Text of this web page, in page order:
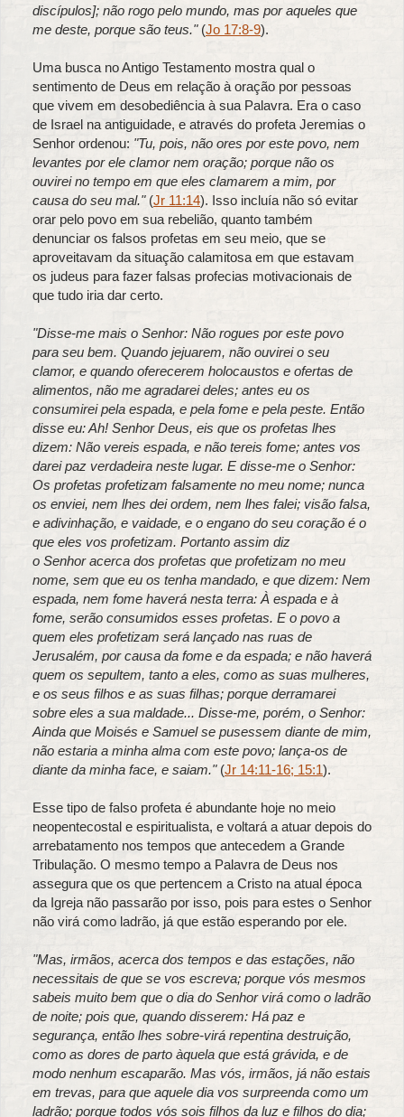
discípulos]; não rogo pelo mundo, mas por aqueles que
me deste, porque são teus."(Jo 17:8-9).
Uma busca no Antigo Testamento mostra qual o
sentimento de Deus em relação à oração por pessoas
que vivem em desobediência à sua Palavra. Era o caso
de Israel na antiguidade, e através do profeta Jeremias o
Senhor ordenou: "Tu, pois, não ores por este povo, nem
levantes por ele clamor nem oração; porque não os
ouvirei no tempo em que eles clamarem a mim, por
causa do seu mal."(Jr 11:14). Isso incluía não só evitar
orar pelo povo em sua rebelião, quanto também
denunciar os falsos profetas em seu meio, que se
aproveitavam da situação calamitosa em que estavam
os judeus para fazer falsas profecias motivacionais de
que tudo iria dar certo.
"Disse-me mais o Senhor: Não rogues por este povo
para seu bem. Quando jejuarem, não ouvirei o seu
clamor, e quando oferecerem holocaustos e ofertas de
alimentos, não me agradarei deles; antes eu os
consumirei pela espada, e pela fome e pela peste. Então
disse eu: Ah! Senhor Deus, eis que os profetas lhes
dizem: Não vereis espada, e não tereis fome; antes vos
darei paz verdadeira neste lugar. E disse-me o Senhor:
Os profetas profetizam falsamente no meu nome; nunca
os enviei, nem lhes dei ordem, nem lhes falei; visão falsa,
e adivinhação, e vaidade, e o engano do seu coração é o
que eles vos profetizam. Portanto assim diz
o Senhoracerca dos profetas que profetizam no meu
nome, sem que eu os tenha mandado, e que dizem: Nem
espada, nem fome haverá nesta terra: À espada e à
fome, serão consumidos esses profetas. E o povo a
quem eles profetizam será lançado nas ruas de
Jerusalém, por causa da fome e da espada; e não haverá
quem os sepultem, tanto a eles, como as suas mulheres,
e os seus filhos e as suas filhas; porque derramarei
sobre eles a sua maldade... Disse-me, porém, o Senhor:
Ainda que Moisés e Samuel se pusessem diante de mim,
não estaria a minha alma com este povo; lança-os de
diante da minha face, e saiam."(Jr 14:11-16; 15:1).
Esse tipo de falso profeta é abundante hoje no meio
neopentecostal e espiritualista, e voltará a atuar depois do
arrebatamento nos tempos que antecedem a Grande
Tribulação. O mesmo tempo a Palavra de Deus nos
assegura que os que pertencem a Cristo na atual época
da Igreja não passarão por isso, pois para estes o Senhor
não virá como ladrão, já que estão esperando por ele.
"Mas, irmãos, acerca dos tempos e das estações, não
necessitais de que se vos escreva; porque vós mesmos
sabeis muito bem que o dia do Senhor virá como o ladrão
de noite; pois que, quando disserem: Há paz e
segurança, então lhes sobre-virá repentina destruição,
como as dores de parto àquela que está grávida, e de
modo nenhum escaparão. Mas vós, irmãos, já não estais
em trevas, para que aquele dia vos surpreenda como um
ladrão; porque todos vós sois filhos da luz e filhos do dia;